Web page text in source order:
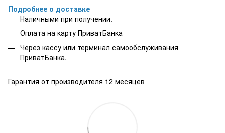
Подробнее о доставке
Наличными при получении.
Оплата на карту ПриватБанка
Через кассу или терминал самообслуживания
ПриватБанка.
Гарантия от производителя 12 месяцев